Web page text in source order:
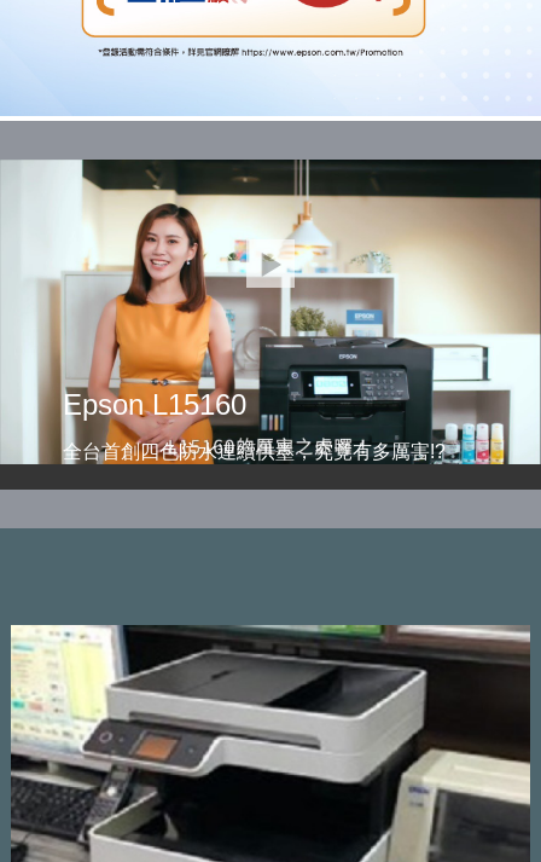
Epson L15160
全台首創四色防水連續供墨，究竟有多厲害!?